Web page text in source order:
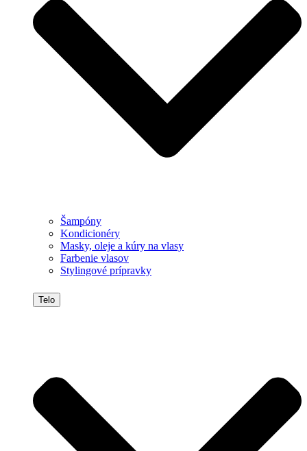
Šampóny
Kondicionéry
Masky, oleje a kúry na vlasy
Farbenie vlasov
Stylingové prípravky
Telo